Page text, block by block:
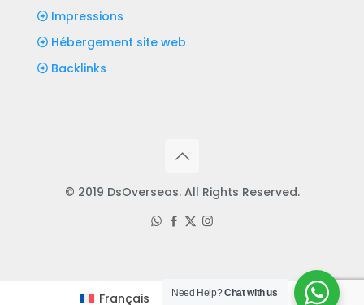
Impressions
Hébergement site web
Backlinks
© 2019 DsOverseas. All Rights Reserved.
Need Help?Chat with us
Français English(Anglais